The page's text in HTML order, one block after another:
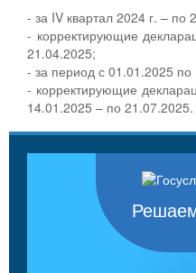
- за IV квартал 2024 г. – по
- корректирующие
21.04.2025;
- за период с 01.01.2025
- корректирующие
14.01.2025 – по 21.07.2025.